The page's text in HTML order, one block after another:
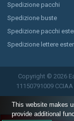
Spedizione pacchi
Spedizione buste
Spedizione pacchi
Spedizione lettere
Copyright © 2026
11150791009
This website makes
provide additional